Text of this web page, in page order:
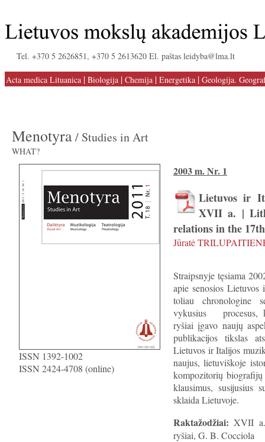
Tel. +370 5 2626851, +370 5 2613620 El. paštas leidyba@lma.lt
Acta medica Lituanica | Biologija | Chemija | Energetika | Geologija.
Menotyra/ Studies in Art
WHAT?
ISSN 1392-1002
ISSN 2424-4708 (online)
2003 m. Nr. 1
Lietuvos ir
XVII a. |
relations in the
Jūratė
Straipsnyje tęsiama
apie senosios
toliau chronologine
vykusius procesus,
ryšiai įgavo naujų
publikacijos tikslas
Lietuvos ir Italijos
naujus, lietuviškoje
kompozitorių
klausimus, susijusius
sklaida Lietuvoje.
Raktažodžiai: XVII
ryšiai, G. B. Cocciola